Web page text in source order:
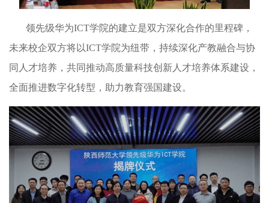
领先级华为ICT学院的建立是双方深化合作的里程碑，
未来校企双方将以ICT学院为纽带，持续深化产教融合与协
同人才培养，共同推动高质量科技创新人才培养体系建设，
全面推进数字化转型，助力教育强国建设。